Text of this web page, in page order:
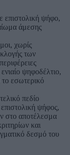
ψήφο,
άμεσης
χωρίς
των
ψηφοδέλτιο,
εσωτερικό
πεδίο
ψήφος,
στο αποτέλεσμα
και
δεσμό του